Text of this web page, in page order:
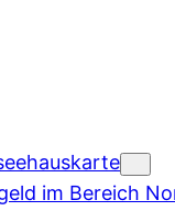
im Bereich